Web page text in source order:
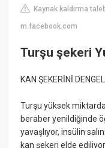
Kaynak kaldırma
m.facebook.com
Turşu şekeri
KAN ŞEKERİNİ
Turşu yüksek
beraber yenildiğinde
yavaşlıyor, insülin
kan şekeri elde ediliyor.